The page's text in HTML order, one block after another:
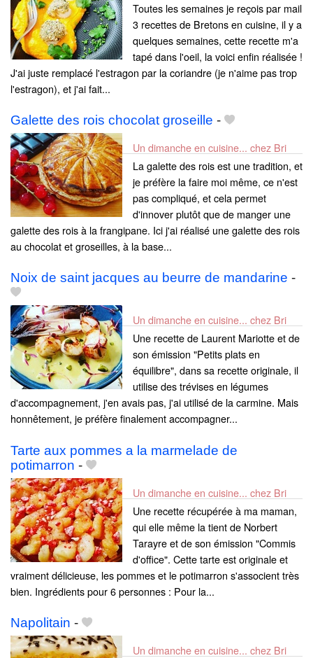
Toutes les semaines je reçois par mail
3 recettes de Bretons en cuisine, il y a
quelques semaines, cette recette m'a
tapé dans l'oeil, la voici enfin réalisée !
J'ai juste remplacé l'estragon par la coriandre (je n'aime pas trop
l'estragon), et j'ai fait...
Galette des rois chocolat groseille -
Un dimanche en cuisine... chez Bri
La galette des rois est une tradition, et
je préfère la faire moi même, ce n'est
pas compliqué, et cela permet
d'innover plutôt que de manger une
galette des rois à la frangipane. Ici j'ai réalisé une galette des rois
au chocolat et groseilles, à la base...
Noix de saint jacques au beurre de mandarine -
Un dimanche en cuisine... chez Bri
Une recette de Laurent Mariotte et de
son émission "Petits plats en
équilibre", dans sa recette originale, il
utilise des trévises en légumes
d'accompagnement, j'en avais pas, j'ai utilisé de la carmine. Mais
honnêtement, je préfère finalement accompagner...
Tarte aux pommes a la marmelade de
potimarron -
Un dimanche en cuisine... chez Bri
Une recette récupérée à ma maman,
qui elle même la tient de Norbert
Tarayre et de son émission "Commis
d'office". Cette tarte est originale et
vraiment délicieuse, les pommes et le potimarron s'associent très
bien. Ingrédients pour 6 personnes : Pour la...
Napolitain -
Un dimanche en cuisine... chez Bri